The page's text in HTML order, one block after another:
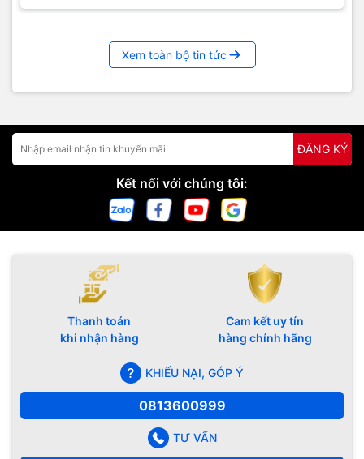
Xem toàn bộ tin tức
ĐĂNG KÝ
Kết nối với chúng tôi:
Thanh toán
khi nhận hàng
Cam kết uy tín
hàng chính hãng
KHIẾU NẠI, GÓP Ý
0813600999
TƯ VẤN